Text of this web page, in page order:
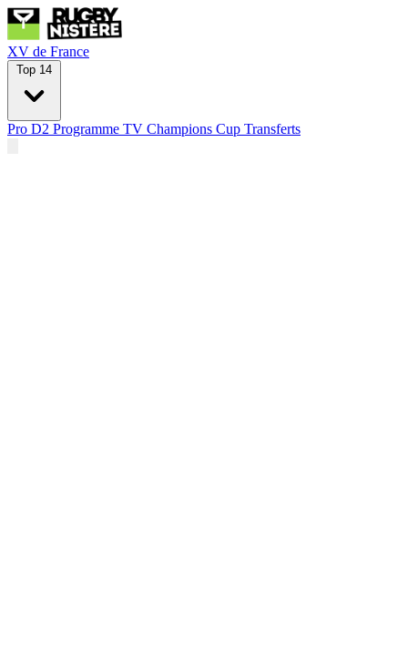
XV de France
Top 14
Pro D2 Programme TV Champions Cup Transferts